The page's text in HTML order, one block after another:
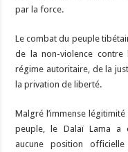
par la force.
Le combat du peuple
de la non-violence
régime autoritaire, de la
la privation de liberté.
Malgré l’immense
peuple, le Dalaï Lama a
aucune position